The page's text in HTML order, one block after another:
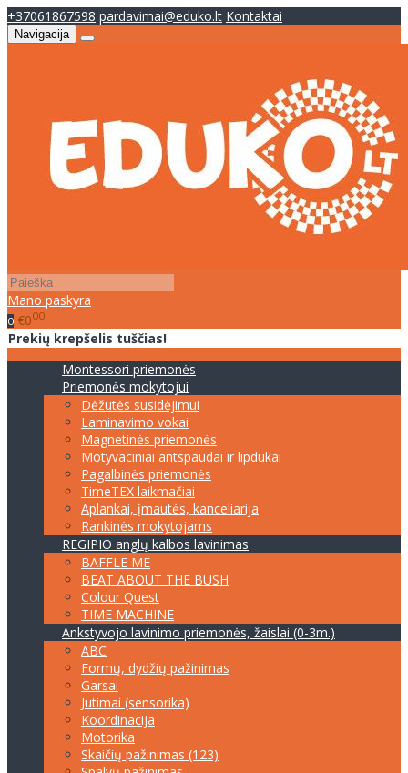
+37061867598 pardavimai@eduko.lt Kontaktai
Navigacija
Mano paskyra
0 €000
Prekių krepšelis tuščias!
Montessori priemonės
Priemonės mokytojui
Dėžutės susidėjimui
Laminavimo vokai
Magnetinės priemonės
Motyvaciniai antspaudai ir lipdukai
Pagalbinės priemonės
TimeTEX laikmačiai
Aplankai, įmautės, kanceliarija
Rankinės mokytojams
REGIPIO anglų kalbos lavinimas
BAFFLE ME
BEAT ABOUT THE BUSH
Colour Quest
TIME MACHINE
Ankstyvojo lavinimo priemonės, žaislai (0-3m.)
ABC
Formų, dydžių pažinimas
Garsai
Jutimai (sensorika)
Koordinacija
Motorika
Skaičių pažinimas (123)